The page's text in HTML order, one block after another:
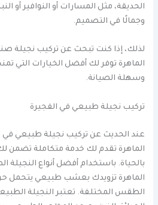
الحديقة، مثل المسارات أو النوافير أو
وجمالًا في التصميم.
لذلك، إذا كنت تبحث عن تركيب نجيلة
الماهرة توفر لك أفضل الخيارات التي
وسهلة الصيانة.
تركيب نجيلة طبيعي في الفجيرة
عند الحديث عن تركيب نجيلة طبيعي في
الماهرة تقدم لك خدمة متكاملة تضمن
بالحياة. باستخدام أفضل أنواع النجيلة
الماهرة تزويدك بعشب طبيعي يتحمل
الطقس المختلفة. تعتبر النجيلة